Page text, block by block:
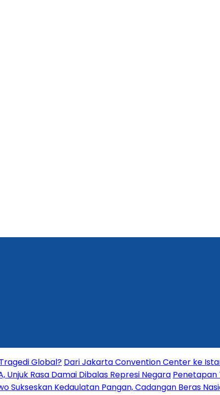
Global? Dari Jakarta Convention Center ke
Unjuk Rasa Damai Dibalas Represi Negara Penetapan
Sukseskan Kedaulatan Pangan, Cadangan Beras